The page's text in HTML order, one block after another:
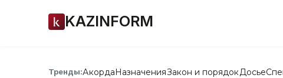
KAZINFORM
Тренды:АкордаНазначенияЗакон и порядок Досье